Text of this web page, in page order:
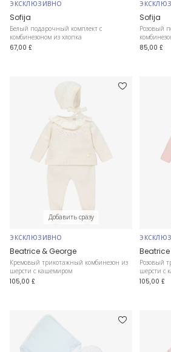
ЭКСКЛЮЗИВНО
Sofija
Белый подарочный комплект с
комбинезоном из хлопка
67,00 £
Sofija
Розовый
85,00 £
Добавить сразу
ЭКСКЛЮЗИВНО
Beatrice & George
Кремовый трикотажный комбинезон из
шерсти с кашемиром
105,00 £
Розовый
шерсти с
105,00 £